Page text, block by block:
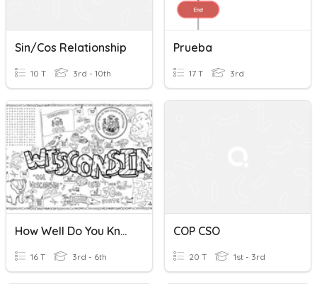
Sin/Cos Relationship
10 T 3rd - 10th
Prueba
17 T 3rd
How Well Do You Know Wis-Con-Sin State Symbles
16 T 3rd - 6th
COP CSO
20 T 1st - 3rd